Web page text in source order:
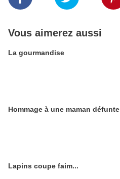
Vous aimerez aussi
La gourmandise
Hommage à une maman défunte
Lapins coupe faim...